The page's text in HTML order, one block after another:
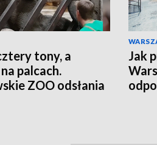
tony, a
palcach.
ZOO odsłania
Jak